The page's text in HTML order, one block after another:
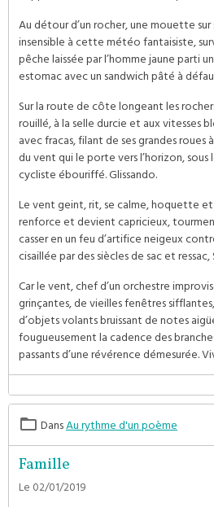
Au détour d’un rocher, une mouette
insensible à cette météo fantaisiste,
pêche laissée par l’homme jaune parti
estomac avec un sandwich pâté à
Sur la route de côte longeant les
rouillé, à la selle durcie et aux vitesses
avec fracas, filant de ses grandes roues
du vent qui le porte vers l’horizon, sous
cycliste ébouriffé. Glissando.
Le vent geint, rit, se calme, hoquette et
renforce et devient capricieux,
casser en un feu d’artifice neigeux
cisaillée par des siècles de sac et
Car le vent, chef d’un orchestre
grinçantes, de vieilles fenêtres
d’objets volants bruissant de notes
fougueusement la cadence des
passants d’une révérence démesurée.
DansAu rythme d'un poème
Famille
Le 02/01/2019